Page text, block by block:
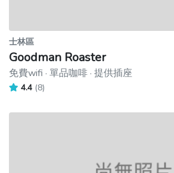
士林區
Goodman Roaster
免費wifi · 單品咖啡 · 提供插座
4.4 (8)